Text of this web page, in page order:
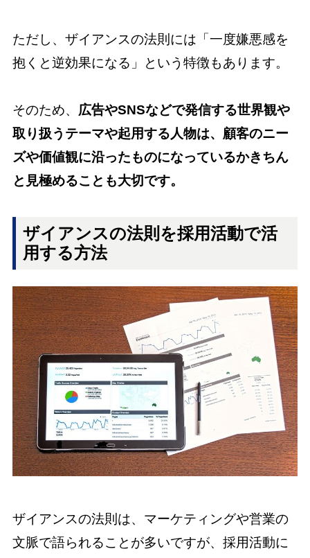
ただし、ザイアンスの法則には「一度嫌悪感を
抱くと逆効果になる」という特徴もあります。
そのため、 広告やSNSなどで発信する世界観や
取り扱うテーマや起用する人物は、顧客のニー
ズや価値観に沿ったものになっているかきちん
と見極めることも大切です。
ザイアンスの法則を採用活動で活
用する方法
ザイアンスの法則は、マーケティングや営業の
文脈で語られることが多いですが、採用活動に